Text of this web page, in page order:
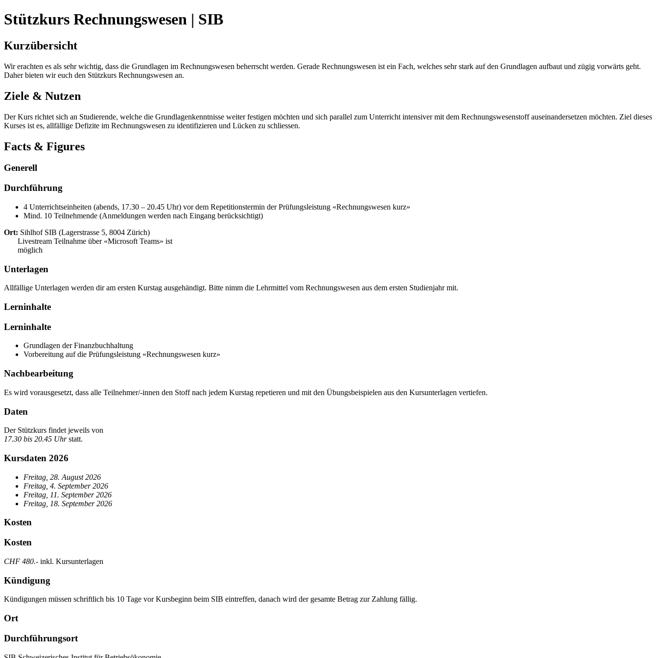
Stützkurs Rechnungswesen | SIB
Kurzübersicht
Wir erachten es als sehr wichtig, dass die Grundlagen im Rechnungswesen beherrscht werden. Gerade Rechnungswesen ist ein Fach, welches sehr stark auf den Grundlagen aufbaut und zügig vorwärts geht.
Daher bieten wir euch den Stützkurs Rechnungswesen an.
Ziele & Nutzen
Der Kurs richtet sich an Studierende, welche die Grundlagenkenntnisse weiter festigen möchten und sich parallel zum Unterricht intensiver mit dem Rechnungswesenstoff auseinandersetzen möchten. Ziel dieses
Kurses ist es, allfällige Defizite im Rechnungswesen zu identifizieren und Lücken zu schliessen.
Facts & Figures
Generell
Durchführung
4 Unterrichtseinheiten (abends, 17.30 – 20.45 Uhr) vor dem Repetitionstermin der Prüfungsleistung «Rechnungswesen kurz»
Mind. 10 Teilnehmende (Anmeldungen werden nach Eingang berücksichtigt)
Ort: Sihlhof SIB (Lagerstrasse 5, 8004 Zürich)
Livestream Teilnahme über «Microsoft Teams» ist
möglich
Unterlagen
Allfällige Unterlagen werden dir am ersten Kurstag ausgehändigt. Bitte nimm die Lehrmittel vom Rechnungswesen aus dem ersten Studienjahr mit.
Lerninhalte
Lerninhalte
Grundlagen der Finanzbuchhaltung
Vorbereitung auf die Prüfungsleistung «Rechnungswesen kurz»
Nachbearbeitung
Es wird vorausgesetzt, dass alle Teilnehmer/-innen den Stoff nach jedem Kurstag repetieren und mit den Übungsbeispielen aus den Kursunterlagen vertiefen.
Daten
Der Stützkurs findet jeweils von
17.30 bis 20.45 Uhrstatt.
Kursdaten 2026
Freitag, 28. August 2026
Freitag, 4. September 2026
Freitag, 11. September 2026
Freitag, 18. September 2026
Kosten
Kosten
CHF 480.- inkl. Kursunterlagen
Kündigung
Kündigungen müssen schriftlich bis 10 Tage vor Kursbeginn beim SIB eintreffen, danach wird der gesamte Betrag zur Zahlung fällig.
Ort
Durchführungsort